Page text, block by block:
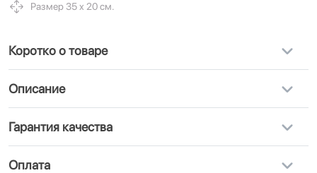
Размер 35 х 20 см.
Коротко о товаре
Описание
Гарантия качества
Оплата